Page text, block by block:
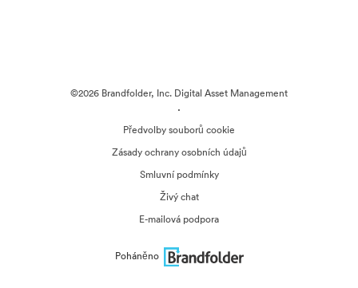
©2026 Brandfolder, Inc. Digital Asset Management
·
Předvolby souborů cookie
Zásady ochrany osobních údajů
Smluvní podmínky
Živý chat
E-mailová podpora
Poháněno